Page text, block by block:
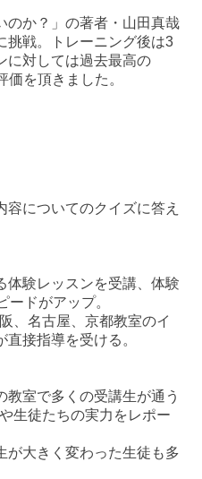
のか？」の著者・山田真哉
挑戦。トレーニング後は3
に対しては過去最高の
価を頂きました。
についてのクイズに答え
体験レッスンを受講、体験
ードがアップ。
名古屋、京都教室のイ
接指導を受ける。
教室で多くの受講生が通う
生徒たちの実力をレポー
大きく変わった生徒も多